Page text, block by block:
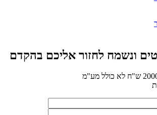
ונשמח לחזור אליכם בהקדם